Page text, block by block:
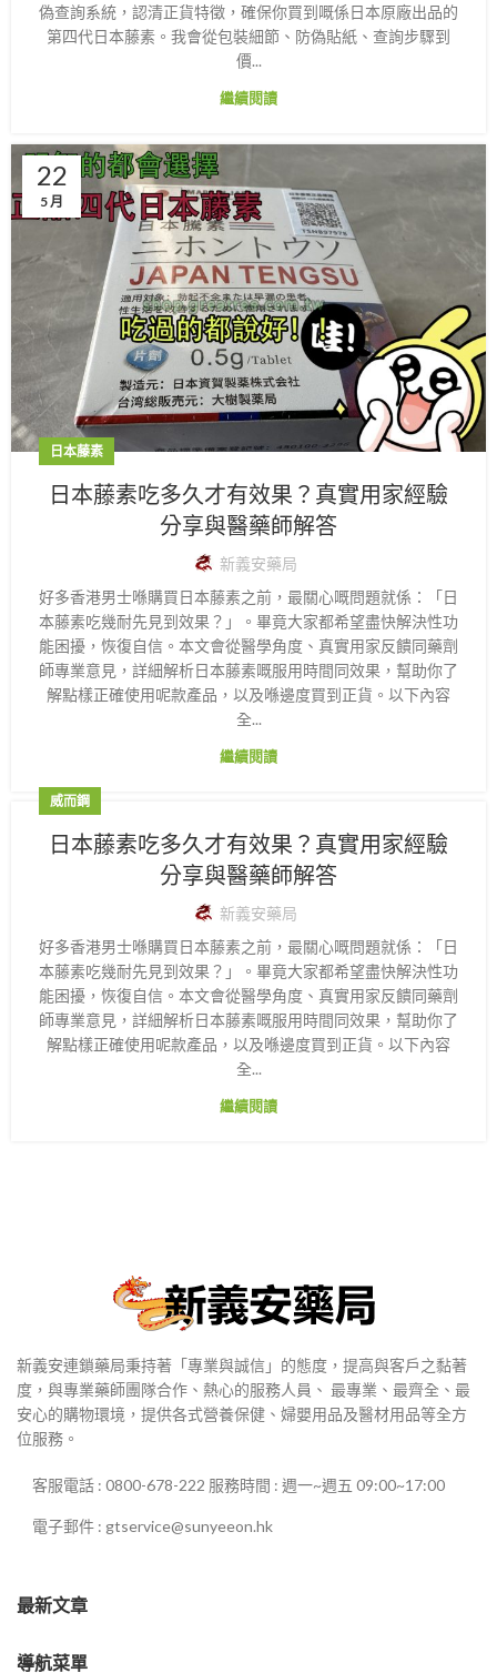
偽查詢系統，認清正貨特徵，確保你買到嘅係日本原廠出品的
第四代日本藤素。我會從包裝細節、防偽貼紙、查詢步驟到
價...
繼續閱讀
22
5 月
日本藤素
日本藤素吃多久才有效果？真實用家經驗
分享與醫藥師解答
新義安藥局
好多香港男士喺購買日本藤素之前，最關心嘅問題就係：「日
本藤素吃幾耐先見到效果？」。畢竟大家都希望盡快解決性功
能困擾，恢復自信。本文會從醫學角度、真實用家反饋同藥劑
師專業意見，詳細解析日本藤素嘅服用時間同效果，幫助你了
解點樣正確使用呢款產品，以及喺邊度買到正貨。以下內容
全...
繼續閱讀
威而鋼
日本藤素吃多久才有效果？真實用家經驗
分享與醫藥師解答
新義安藥局
好多香港男士喺購買日本藤素之前，最關心嘅問題就係：「日
本藤素吃幾耐先見到效果？」。畢竟大家都希望盡快解決性功
能困擾，恢復自信。本文會從醫學角度、真實用家反饋同藥劑
師專業意見，詳細解析日本藤素嘅服用時間同效果，幫助你了
解點樣正確使用呢款產品，以及喺邊度買到正貨。以下內容
全...
繼續閱讀
新義安連鎖藥局秉持著「專業與誠信」的態度，提高與客戶之黏著
度，與專業藥師團隊合作、熱心的服務人員、 最專業、最齊全、最
安心的購物環境，提供各式營養保健、婦嬰用品及醫材用品等全方
位服務。
客服電話 : 0800-678-222 服務時間 : 週一~週五 09:00~17:00
電子郵件 : gtservice@sunyeeon.hk
最新文章
導航菜單